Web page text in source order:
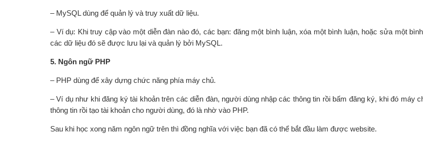
– MySQL dùng để quản lý và truy xuất dữ liệu.
– Ví dụ: Khi truy cập vào một diễn đàn nào đó, các bạn: đăng một bình luận, xóa một bình luận, hoặc sửa một
các dữ liệu đó sẽ được lưu lại và quản lý bởi MySQL.
5. Ngôn ngữ PHP
– PHP dùng để xây dựng chức năng phía máy chủ.
– Ví dụ như khi đăng ký tài khoản trên các diễn đàn, người dùng nhập các thông tin rồi bấm đăng ký, khi đó máy
thông tin rồi tạo tài khoản cho người dùng, đó là nhờ vào PHP.
Sau khi học xong năm ngôn ngữ trên thì đồng nghĩa với việc bạn đã có thể bắt đầu làm được website.